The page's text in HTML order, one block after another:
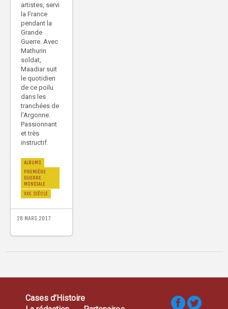
artistes, servi
la France
pendant la
Grande
Guerre. Avec
Mathurin
soldat,
Maadiar suit
le quotidien
de ce poilu
dans les
tranchées de
l’Argonne.
Passionnant
et très
instructif.
ALBUMS
PREMIÈRE
GUERRE
MONDIALE
XXE SIÈCLE
28 MARS 2017
Cases d’Histoire